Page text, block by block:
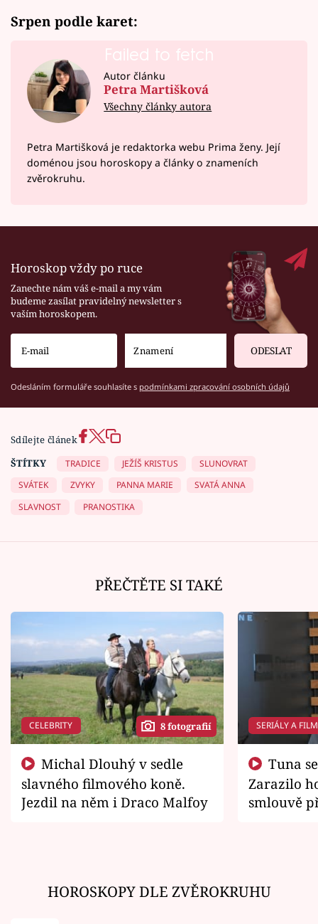
Srpen podle karet:
Failed to fetch
Autor článku
Petra Martišková
Všechny články autora
Petra Martišková je redaktorka webu Prima ženy. Její
doménou jsou horoskopy a články o znameních
zvěrokruhu.
Horoskop vždy po ruce
Zanechte nám váš e-mail a my vám
budeme zasílat pravidelný newsletter s
vaším horoskopem.
ODESLAT
Odesláním formuláře souhlasíte s podmínkami zpracování osobních údajů
Sdílejte článek
ŠTÍTKY
TRADICE JEŽÍŠ KRISTUS
SLUNOVRAT
SVÁTEK
ZVYKY PANNA MARIE
SVATÁ ANNA
SLAVNOST
PRANOSTIKA
PŘEČTĚTE SI TAKÉ
CELEBRITY 8 fotografií
slavného filmového koně.
Jezdil na něm i Draco Malfoy
SERIÁLY A
Zarazilo
smlouvě
HOROSKOPY DLE ZVĚROKRUHU